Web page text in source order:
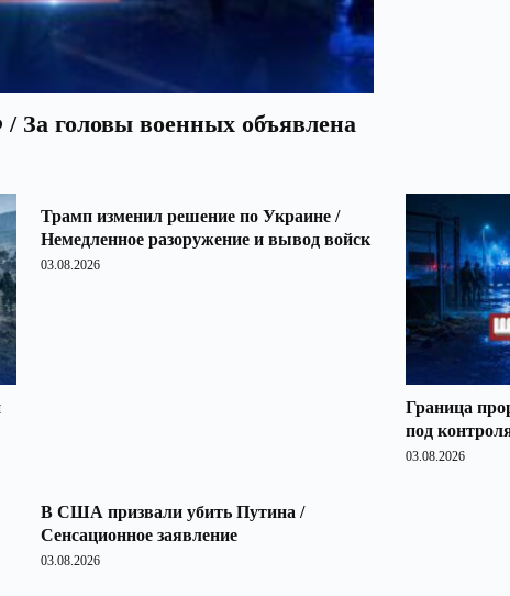
За головы военных объявлена
Трамп изменил решение по Украине /
Немедленное разоружение и вывод войск
03.08.2026
Граница
под
03.08.2026
В США призвали убить Путина /
Сенсационное заявление
03.08.2026